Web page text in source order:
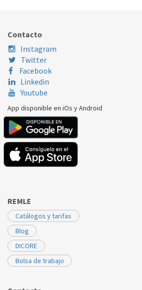
ELECTROLUX
ELECTROLUX
Contacto
Instagram
Twitter
Facebook
Linkedin
Youtube
App disponible en iOs y Android
REMLE
Catálogos y tarifas
Blog
DICORE
Bolsa de trabajo